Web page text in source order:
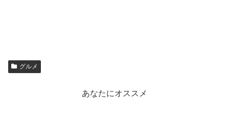
グルメ
あなたにオススメ